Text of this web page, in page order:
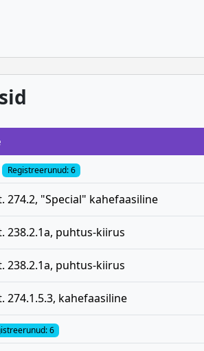
Registreerunud: 6
274.2, "Special" kahefaasiline
238.2.1a, puhtus-kiirus
238.2.1a, puhtus-kiirus
274.1.5.3, kahefaasiline
6